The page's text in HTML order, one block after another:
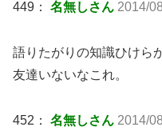
449： 名無しさん 2014/
語りたがりの知識ひけら
友達いないなこれ。
452： 名無しさん 2014/